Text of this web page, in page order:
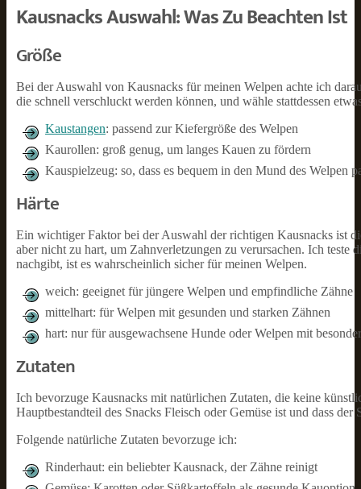
Kausnacks Auswahl: Was Zu Beachten Ist
Größe
Bei der Auswahl von Kausnacks für meinen Welpen achte ich
die schnell verschluckt werden können, und wähle stattdessen
Kaustangen: passend zur Kiefergröße des Welpen
Kaurollen: groß genug, um langes Kauen zu fördern
Kauspielzeug: so, dass es bequem in den Mund des Welpen
Härte
Ein wichtiger Faktor bei der Auswahl der richtigen Kausnacks ist
aber nicht zu hart, um Zahnverletzungen zu verursachen. Ich teste
nachgibt, ist es wahrscheinlich sicher für meinen Welpen.
weich: geeignet für jüngere Welpen und empfindliche Zähne
mittelhart: für Welpen mit gesunden und starken Zähnen
hart: nur für ausgewachsene Hunde oder Welpen mit
Zutaten
Ich bevorzuge Kausnacks mit natürlichen Zutaten, die keine
Hauptbestandteil des Snacks Fleisch oder Gemüse ist und dass
Folgende natürliche Zutaten bevorzuge ich:
Rinderhaut: ein beliebter Kausnack, der Zähne reinigt